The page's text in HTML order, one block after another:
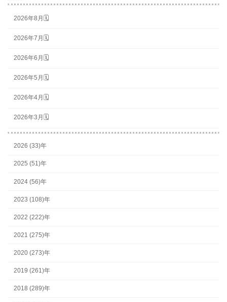
2026年8月🗓
2026年7月🗓
2026年6月🗓
2026年5月🗓
2026年4月🗓
2026年3月🗓
2026 (33)年
2025 (51)年
2024 (56)年
2023 (108)年
2022 (222)年
2021 (275)年
2020 (273)年
2019 (261)年
2018 (289)年